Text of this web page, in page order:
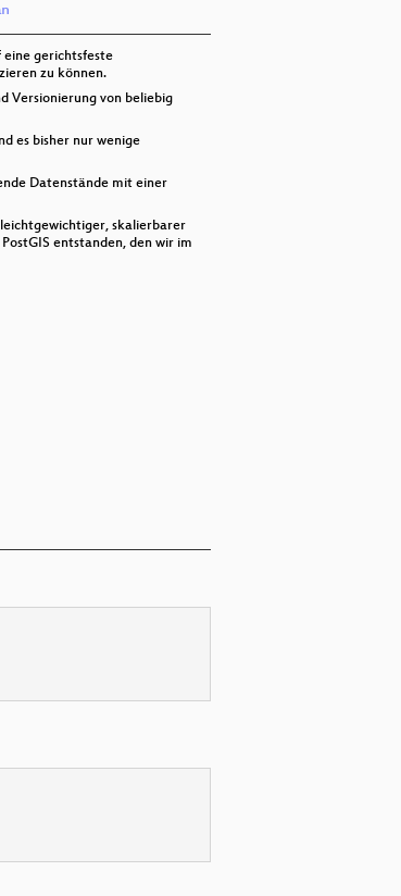
gerichtsfeste
zu können.
Versionierung von beliebig
es bisher nur wenige
Datenstände mit einer
skalierbarer
entstanden, den wir im